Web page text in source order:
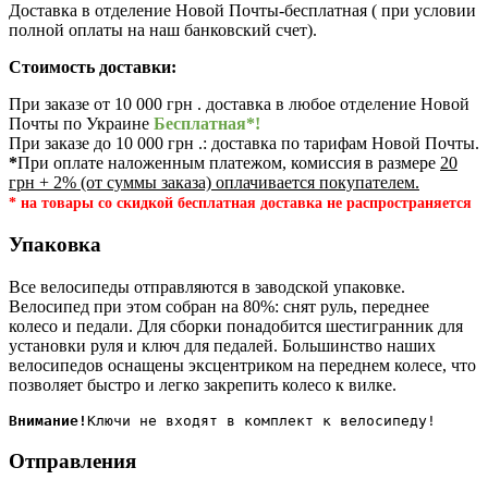
Доставка в отделение Новой Почты-бесплатная ( при условии
полной оплаты на наш банковский счет).
Стоимость доставки:
При заказе от 10 000 грн . доставка в любое отделение Новой
Почты по Украине Бесплатная*!
При заказе до 10 000 грн .: доставка по тарифам Новой Почты.
*При оплате наложенным платежом, комиссия в размере 20
грн + 2% (от суммы заказа) оплачивается покупателем.
* на товары со скидкой бесплатная доставка не распространяется
Упаковка
Все велосипеды отправляются в заводской упаковке.
Велосипед при этом собран на 80%: снят руль, переднее
колесо и педали. Для сборки понадобится шестигранник для
установки руля и ключ для педалей. Большинство наших
велосипедов оснащены эксцентриком на переднем колесе, что
позволяет быстро и легко закрепить колесо к вилке.
Внимание!
Отправления